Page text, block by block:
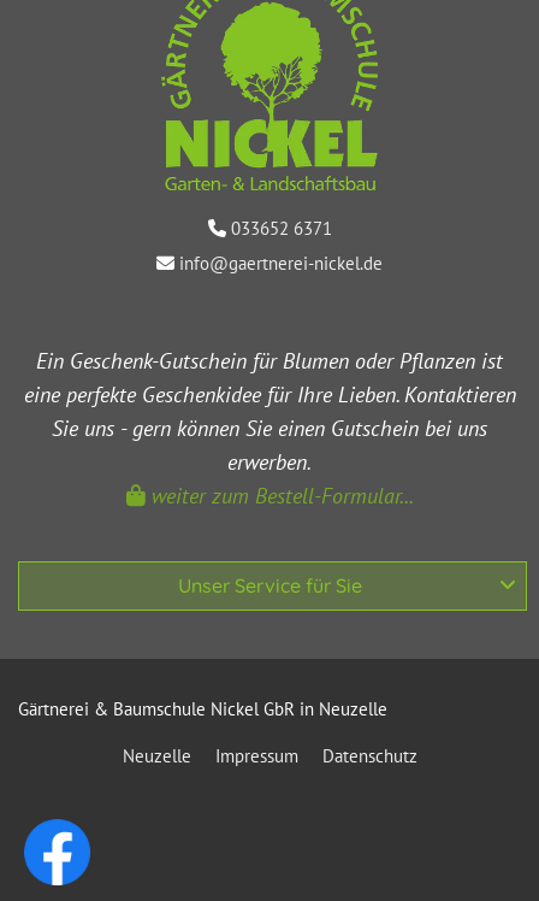
 033652 6371
 info@gaertnerei-nickel.de
Ein Geschenk-Gutschein für Blumen oder Pflanzen ist
eine perfekte Geschenkidee für Ihre Lieben. Kontaktieren
Sie uns - gern können Sie einen Gutschein bei uns
erwerben.
weiter zum Bestell-Formular...
Unser Service für Sie
Gärtnerei & Baumschule Nickel GbR in Neuzelle
Neuzelle Impressum Datenschutz